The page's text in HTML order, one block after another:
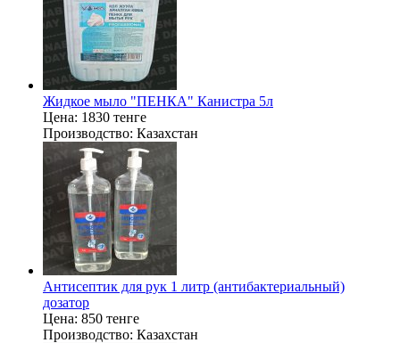
Жидкое мыло "ПЕНКА" Канистра 5л
Цена: 1830 тенге
Производство: Казахстан
Антисептик для рук 1 литр (антибактериальный)
дозатор
Цена: 850 тенге
Производство: Казахстан